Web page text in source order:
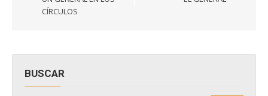
entradas
CÍRCULOS
BUSCAR